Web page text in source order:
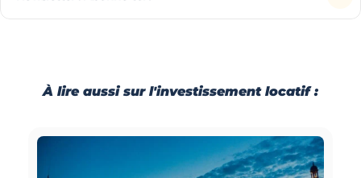
À lire aussi sur l'investissement locatif :